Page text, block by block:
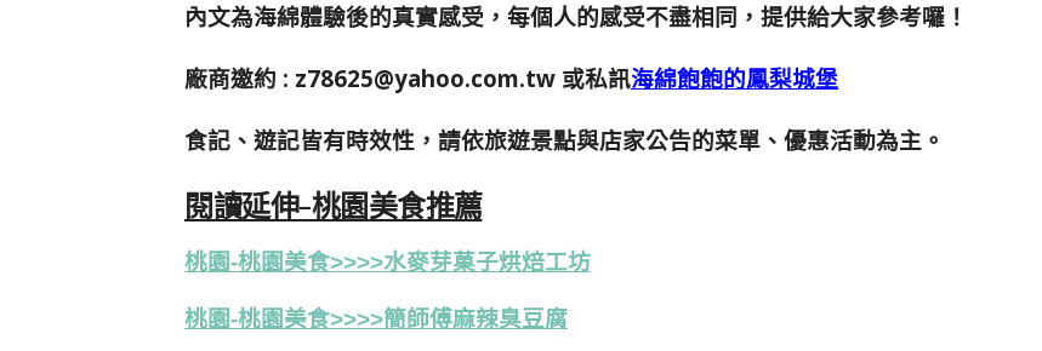
內文為海綿體驗後的真實感受，每個人的感受不盡相同，提供給大家參考囉！
廠商邀約 : z78625@yahoo.com.tw 或私訊海綿飽飽的鳳梨城堡
食記、遊記皆有時效性，請依旅遊景點與店家公告的菜單、優惠活動為主。
閱讀延伸-桃園美食推薦
桃園-桃園美食>>>>水麥芽菓子烘焙工坊
桃園-桃園美食>>>>簡師傅麻辣臭豆腐